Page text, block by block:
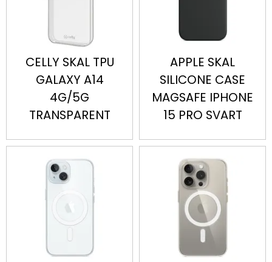
CELLY SKAL TPU
GALAXY A14
4G/5G
TRANSPARENT
APPLE SKAL
SILICONE CASE
MAGSAFE IPHONE
15 PRO SVART